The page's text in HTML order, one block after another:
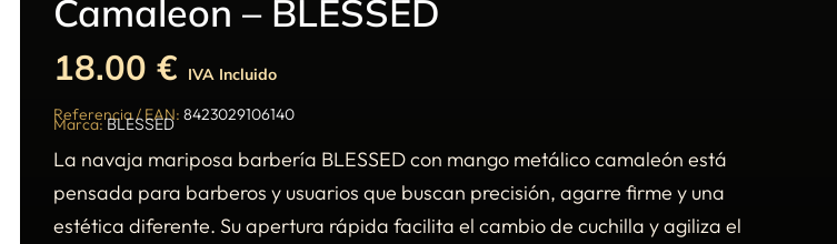
Camaleon – BLESSED
18.00 €
IVA Incluido
Referencia / EAN: 8423029106140
Marca:BLESSED
La navaja mariposa barbería BLESSED con mango metálico camaleón está
pensada para barberos y usuarios que buscan precisión, agarre firme y una
estética diferente. Su apertura rápida facilita el cambio de cuchilla y agiliza el